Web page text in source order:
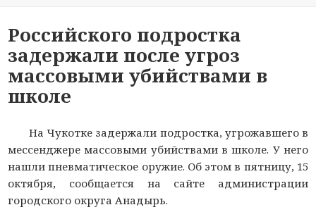
Российского подростка
задержали после угроз
массовыми убийствами в
школе
На Чукотке задержали подростка, угрожавшего в
мессенджере массовыми убийствами в школе. У него
нашли пневматическое оружие. Об этом в пятницу, 15
октября, сообщается на сайте администрации
городского округа Анадырь.